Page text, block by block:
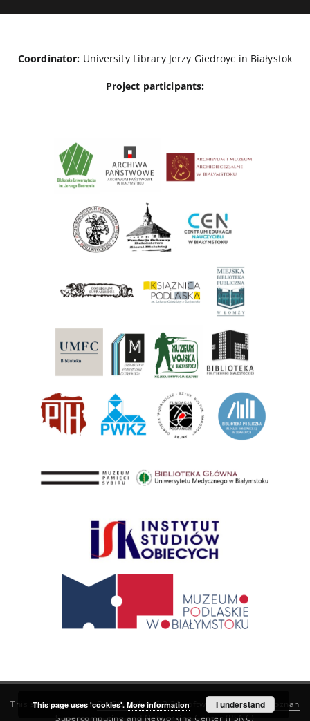
Coordinator: University Library Jerzy Giedroyc in Białystok
Project participants:
This service runs onDInGO dLibra 6.3.21software created by
Poznan
Supercomputing and Networking Center (PSNC)
This page uses 'cookies'. More information I understand